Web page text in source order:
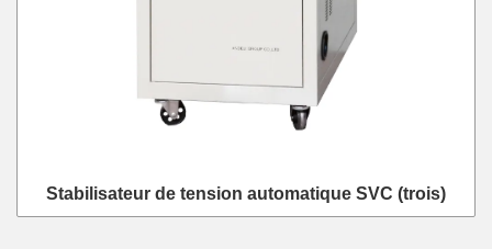
Stabilisateur de tension automatique SVC (trois)